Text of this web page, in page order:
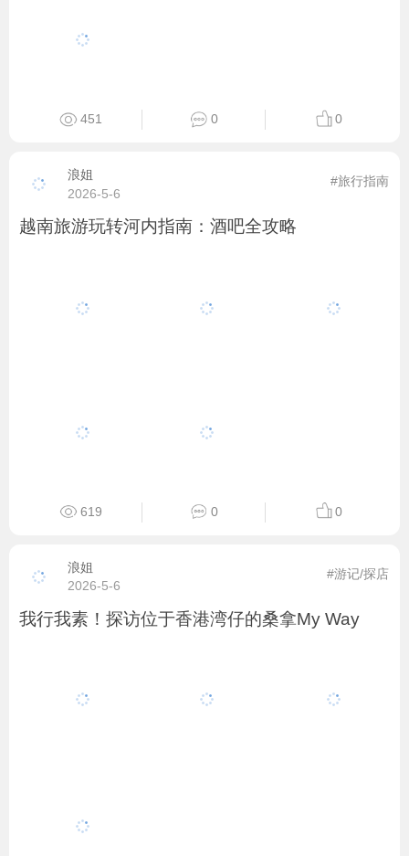
451 0 0
浪姐
2026-5-6
#旅行指南
越南旅游玩转河内指南：酒吧全攻略
619 0 0
浪姐
2026-5-6
#游记/探店
我行我素！探访位于香港湾仔的桑拿My Way